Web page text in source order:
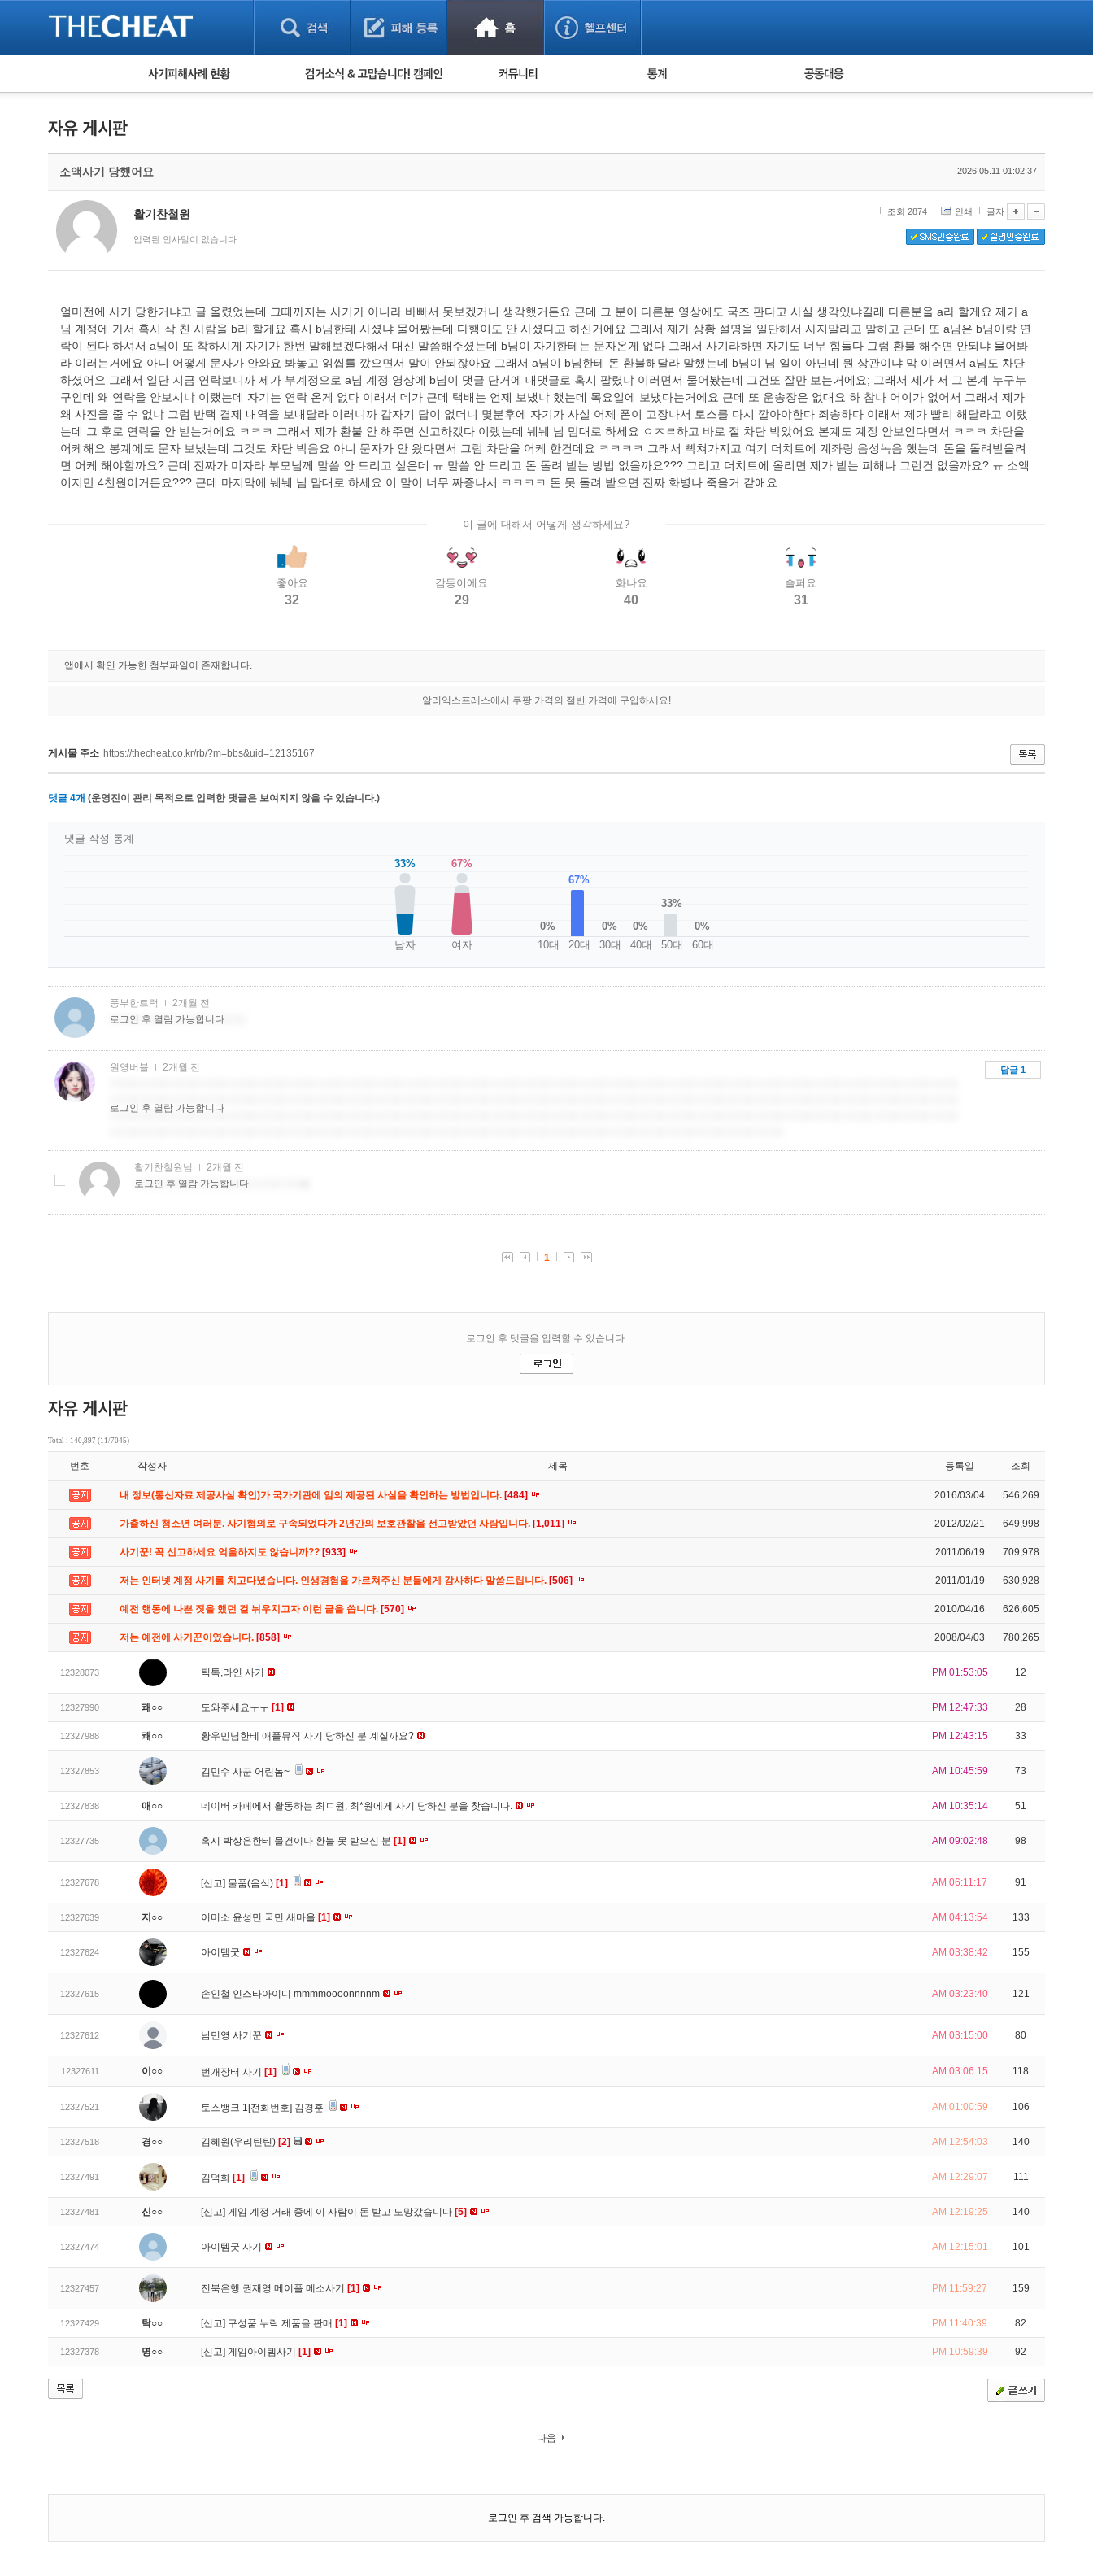
피해사례 현황
유해사이트 목록
비공개 피해사례
검거 소식 사기 예방했어요! 누적 피해사례 통계 피해자 공동대응
소액사기 당했어요 2026.05.11 01:02:37
활기찬철원
입력된 인사말이 없습니다.
조회 2874 인쇄 글자
얼마전에 사기 당한거냐고 글 올렸었는데 그때까지는 사기가 아니라 바빠서 못보겠거니 생각했거든요 근데 그 분이 다른분 영상에도 국즈 판다고 사실 생각있냐길래 다른분을 a라 할게요 제가 a
님 계정에 가서 혹시 삭 친 사람을 b라 할게요 혹시 b님한테 사셨냐 물어봤는데 다행이도 안 사셨다고 하신거에요 그래서 제가 상황 설명을 일단해서 사지말라고 말하고 근데 또 a님은 b님이랑 연
락이 된다 하셔서 a님이 또 착하시게 자기가 한번 말해보겠다해서 대신 말씀해주셨는데 b님이 자기한테는 문자온게 없다 그래서 사기라하면 자기도 너무 힘들다 그럼 환불 해주면 안되냐 물어봐
라 이러는거에요 아니 어떻게 문자가 안와요 봐놓고 읽씹를 깠으면서 말이 안되잖아요 그래서 a님이 b님한테 돈 환불해달라 말했는데 b님이 님 일이 아닌데 뭔 상관이냐 막 이러면서 a님도 차단
하셨어요 그래서 일단 지금 연락보니까 제가 부계정으로 a님 계정 영상에 b님이 댓글 단거에 대댓글로 혹시 팔렸냐 이러면서 물어봤는데 그건또 잘만 보는거에요; 그래서 제가 저 그 본계 누구누
구인데 왜 연락을 안보시냐 이랬는데 자기는 연락 온게 없다 이래서 데가 근데 택배는 언제 보냈냐 했는데 목요일에 보냈다는거에요 근데 또 운송장은 없대요 하 참나 어이가 없어서 그래서 제가
왜 사진을 줄 수 없냐 그럼 반택 결제 내역을 보내달라 이러니까 갑자기 답이 없더니 몇분후에 자기가 사실 어제 폰이 고장나서 토스를 다시 깔아야한다 죄송하다 이래서 제가 빨리 해달라고 이랬
는데 그 후로 연락을 안 받는거에요 ㅋㅋㅋ 그래서 제가 환불 안 해주면 신고하겠다 이랬는데 눼눼 님 맘대로 하세요 ㅇㅈㄹ하고 바로 절 차단 박았어요 본계도 계정 안보인다면서 ㅋㅋㅋ 차단을
어케해요 봉계에도 문자 보냈는데 그것도 차단 박음요 아니 문자가 안 왔다면서 그럼 차단을 어케 한건데요 ㅋㅋㅋㅋ 그래서 빡쳐가지고 여기 더치트에 계좌랑 음성녹음 했는데 돈을 돌려받을려
면 어케 해야할까요? 근데 진짜가 미자라 부모님께 말씀 안 드리고 싶은데 ㅠ 말씀 안 드리고 돈 돌려 받는 방법 없을까요??? 그리고 더치트에 올리면 제가 받는 피해나 그런건 없을까요? ㅠ 소액
이지만 4천원이거든요??? 근데 마지막에 눼눼 님 맘대로 하세요 이 말이 너무 짜증나서 ㅋㅋㅋㅋ 돈 못 돌려 받으면 진짜 화병나 죽을거 같애요
이 글에 대해서 어떻게 생각하세요?
좋아요
32
감동이에요
29
화나요
40
슬퍼요
31
앱에서 확인 가능한 첨부파일이 존재합니다.
알리익스프레스에서 쿠팡 가격의 절반 가격에 구입하세요!
게시물 주소 https://thecheat.co.kr/rb/?m=bbs&uid=12135167
댓글 4개 (운영진이 관리 목적으로 입력한 댓글은 보여지지 않을 수 있습니다.)
33%
남자
67%
여자
0%
10대
67%
20대
0%
30대
0%
40대
33%
50대
0%
60대
댓글 작성 통계
Total : 140,897 (11/7045)
번호 작성자 제목 등록일 조회
내 정보(통신자료 제공사실 확인)가 국가기관에 임의 제공된 사실을 확인하는 방법입니다. [484] 2016/03/04 546,269
가출하신 청소년 여러분. 사기혐의로 구속되었다가 2년간의 보호관찰을 선고받았던 사람입니다. [1,011] 2012/02/21 649,998
사기꾼! 꼭 신고하세요 억울하지도 않습니까?? [933] 2011/06/19 709,978
저는 인터넷 계정 사기를 치고다녔습니다. 인생경험을 가르쳐주신 분들에게 감사하다 말씀드립니다. [506] 2011/01/19 630,928
예전 행동에 나쁜 짓을 했던 걸 뉘우치고자 이런 글을 씁니다. [570] 2010/04/16 626,605
저는 예전에 사기꾼이였습니다. [858] 2008/04/03 780,265
12328073 틱톡,라인 사기 PM 01:53:05 12
12327990 쾌○○ 도와주세요ㅜㅜ [1] PM 12:47:33 28
12327988 쾌○○ 황우민님한테 애플뮤직 사기 당하신 분 계실까요? PM 12:43:15 33
12327853 김민수 사꾼 어린놈~ AM 10:45:59 73
12327838 애○○ 네이버 카페에서 활동하는 최ㄷ원, 최*원에게 사기 당하신 분을 찾습니다. AM 10:35:14 51
12327735 혹시 박상은한테 물건이나 환불 못 받으신 분 [1] AM 09:02:48 98
12327678 [신고] 물품(음식) [1] AM 06:11:17 91
12327639 지○○ 이미소 윤성민 국민 새마을 [1] AM 04:13:54 133
12327624 아이템굿 AM 03:38:42 155
12327615 손인철 인스타아이디 mmmmoooonnnnm AM 03:23:40 121
12327612 남민영 사기꾼 AM 03:15:00 80
12327611 이○○ 번개장터 사기 [1] AM 03:06:15 118
12327521 토스뱅크 1[전화번호] 김경훈 AM 01:00:59 106
12327518 경○○ 김혜원(우리틴틴) [2] AM 12:54:03 140
12327491 김덕화 [1] AM 12:29:07 111
12327481 신○○ [신고] 게임 계정 거래 중에 이 사람이 돈 받고 도망갔습니다 [5] AM 12:19:25 140
12327474 아이템굿 사기 AM 12:15:01 101
12327457 전북은행 권재영 메이플 메소사기 [1] PM 11:59:27 159
12327429 탁○○ [신고] 구성품 누락 제품을 판매 [1] PM 11:40:39 82
12327378 명○○ [신고] 게임아이템사기 [1] PM 10:59:39 92
다음
로그인 후 검색 가능합니다.